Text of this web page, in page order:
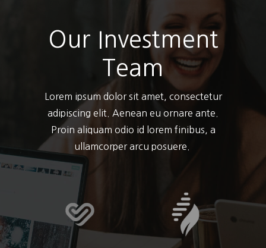
Our Investment
Team
Lorem ipsum dolor sit amet, consectetur
adipiscing elit. Aenean eu ornare ante.
Proin aliquam odio id lorem finibus, a
ullamcorper arcu posuere.